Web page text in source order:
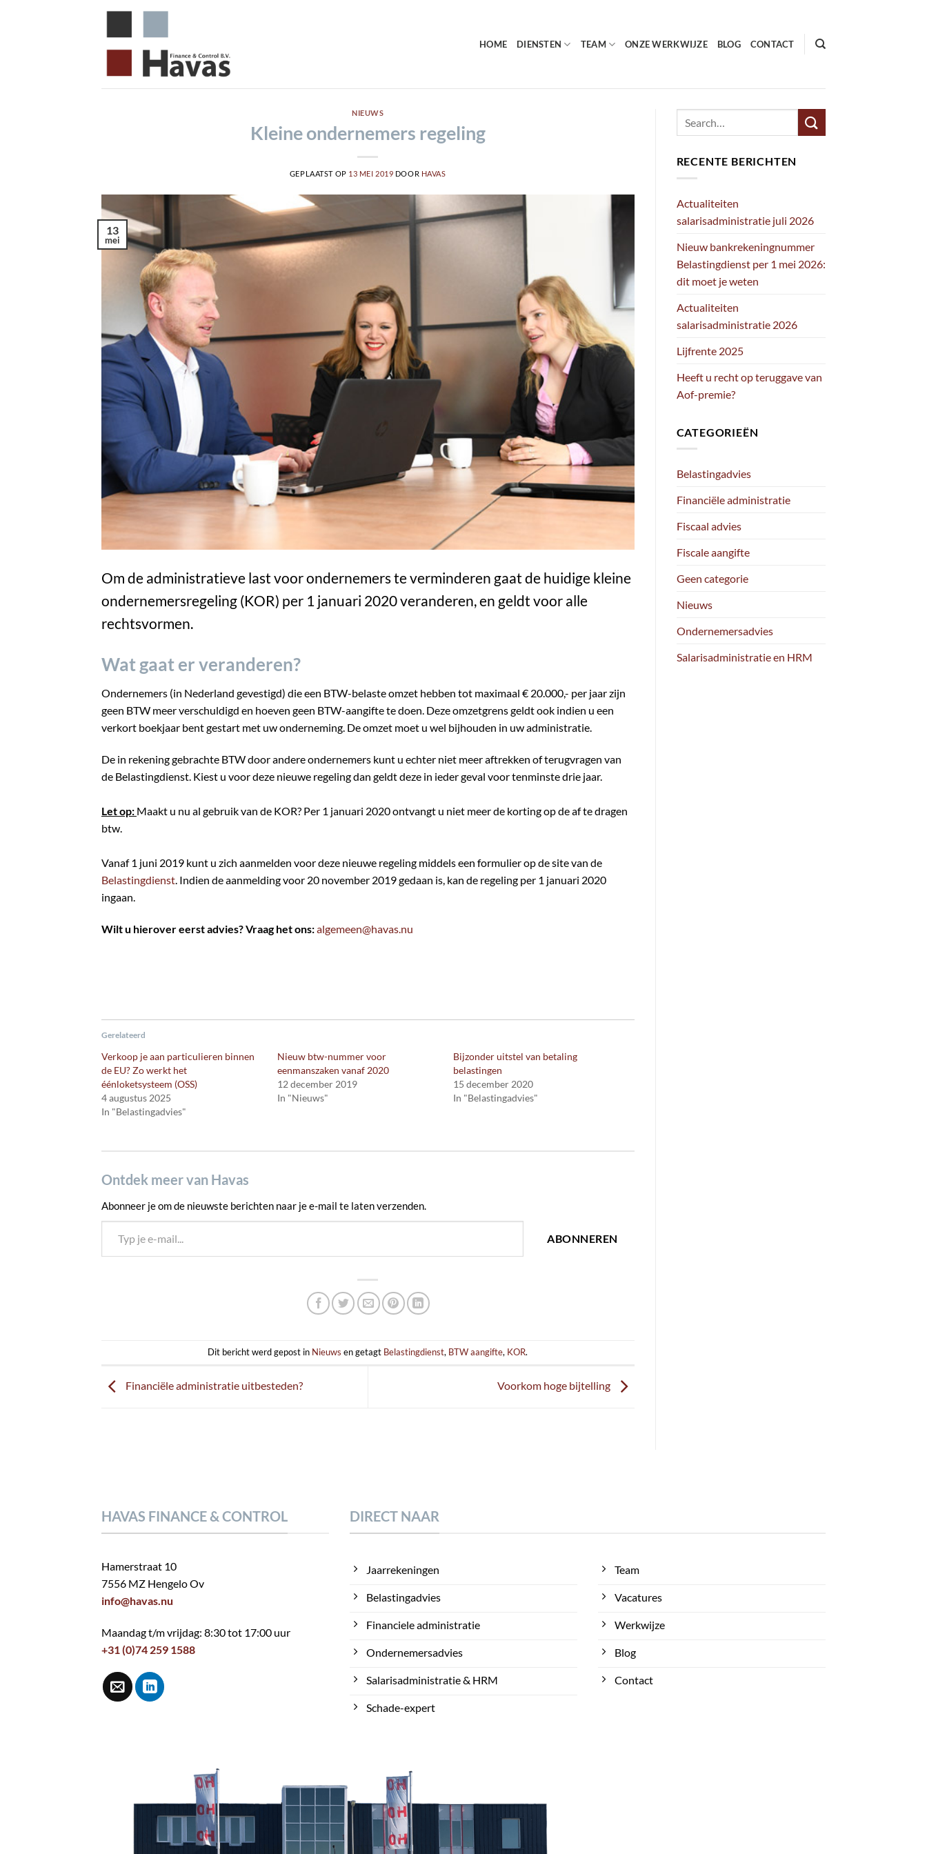
HOME DIENSTEN TEAM ONZE WERKWIJZE BLOG CONTACT
NIEUWS
Kleine ondernemers regeling
GEPLAATST OP 13 MEI 2019 DOOR HAVAS
13
mei
Om de administratieve last voor ondernemers te verminderen gaat de huidige kleine
ondernemersregeling (KOR) per 1 januari 2020 veranderen, en geldt voor alle
rechtsvormen.
Wat gaat er veranderen?
Ondernemers (in Nederland gevestigd) die een BTW-belaste omzet hebben tot maximaal € 20.000,- per jaar zijn
geen BTW meer verschuldigd en hoeven geen BTW-aangifte te doen. Deze omzetgrens geldt ook indien u een
verkort boekjaar bent gestart met uw onderneming. De omzet moet u wel bijhouden in uw administratie.
De in rekening gebrachte BTW door andere ondernemers kunt u echter niet meer aftrekken of terugvragen van
de Belastingdienst. Kiest u voor deze nieuwe regeling dan geldt deze in ieder geval voor tenminste drie jaar.
Let op: Maakt u nu al gebruik van de KOR? Per 1 januari 2020 ontvangt u niet meer de korting op de af te dragen
btw.
Vanaf 1 juni 2019 kunt u zich aanmelden voor deze nieuwe regeling middels een formulier op de site van de
Belastingdienst. Indien de aanmelding voor 20 november 2019 gedaan is, kan de regeling per 1 januari 2020
ingaan.
Wilt u hierover eerst advies? Vraag het ons:algemeen@havas.nu
Gerelateerd
Verkoop je aan particulieren binnen
de EU? Zo werkt het
éénloketsysteem (OSS)
4 augustus 2025
In "Belastingadvies"
Nieuw btw-nummer voor
eenmanszaken vanaf 2020
12 december 2019
In "Nieuws"
Bijzonder uitstel van betaling
belastingen
15 december 2020
In "Belastingadvies"
Ontdek meer van Havas
Abonneer je om de nieuwste berichten naar je e-mail te laten verzenden.
Typ je e-mail...
ABONNEREN
Dit bericht werd gepost in Nieuws en getagt Belastingdienst, BTW aangifte, KOR.
Financiële administratie uitbesteden? Voorkom hoge bijtelling
RECENTE BERICHTEN
Actualiteiten
salarisadministratie juli 2026
Nieuw bankrekeningnummer
Belastingdienst per 1 mei 2026:
dit moet je weten
Actualiteiten
salarisadministratie 2026
Lijfrente 2025
Heeft u recht op teruggave van
Aof-premie?
CATEGORIEËN
Belastingadvies
Financiële administratie
Fiscaal advies
Fiscale aangifte
Geen categorie
Nieuws
Ondernemersadvies
Salarisadministratie en HRM
HAVAS FINANCE & CONTROL
Hamerstraat 10
7556 MZ Hengelo Ov
info@havas.nu
Maandag t/m vrijdag: 8:30 tot 17:00 uur
+31 (0)74 259 1588
DIRECT NAAR
Jaarrekeningen
Belastingadvies
Financiele administratie
Ondernemersadvies
Salarisadministratie & HRM
Schade-expert
Team
Vacatures
Werkwijze
Blog
Contact